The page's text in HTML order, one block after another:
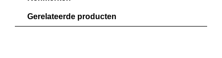
Gerelateerde producten